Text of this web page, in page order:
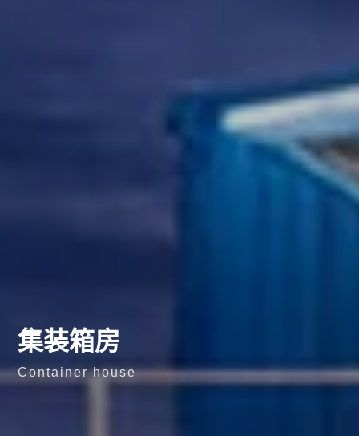
集装箱房
Container house